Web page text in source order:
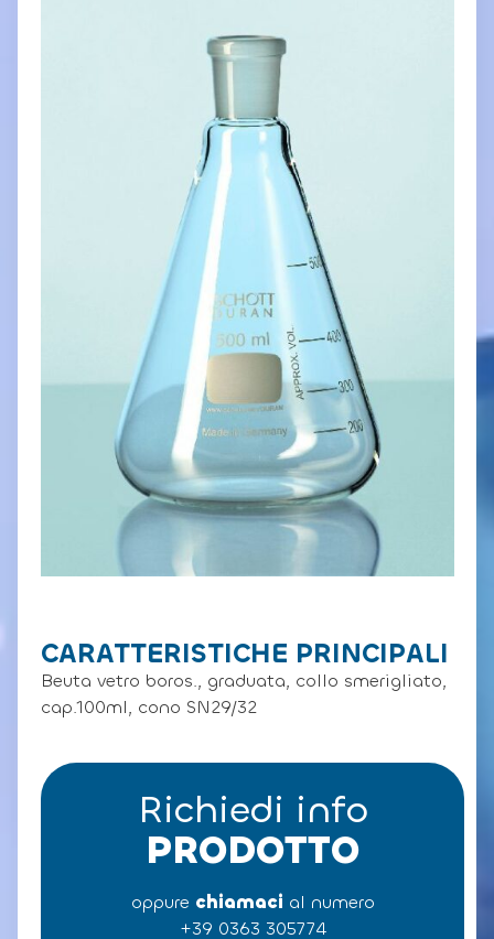
CARATTERISTICHE PRINCIPALI
Beuta vetro boros., graduata, collo smerigliato,
cap.100ml, cono SN29/32
Richiedi info
PRODOTTO
oppure chiamaci al numero
+39 0363 305774